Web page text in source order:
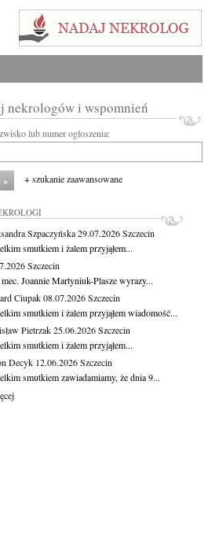
nekrologów i wspomnień
lub numer ogłoszenia:
+ szukanie zaawansowane
Szpaczyńska29.07.2026Szczecin
smutkiem i żalem przyjąłem...
Szczecin
Joannie Martyniuk-Plasze wyrazy...
Ciupak08.07.2026Szczecin
smutkiem i żalem przyjąłem wiadomość...
Pietrzak25.06.2026Szczecin
smutkiem i żalem przyjąłem...
Decyk 12.06.2026Szczecin
smutkiem zawiadamiamy, że dnia 9...